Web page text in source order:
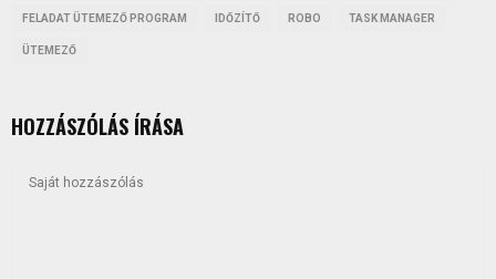
FELADAT ÜTEMEZŐ PROGRAM IDŐZÍTŐ ROBO TASK MANAGER
ÜTEMEZŐ
HOZZÁSZÓLÁS ÍRÁSA